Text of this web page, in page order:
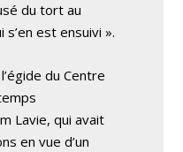
du tort au
est ensuivi ».
du Centre
Lavie, qui avait
en vue d’un